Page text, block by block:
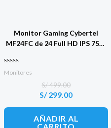
Monitor Gaming Cybertel
MF24FC de 24 Full HD IPS 75hz
Valorado con
Monitores
S/499.00
El
precio
original
era:
S/299.00
El
precio
actual
es:
AÑADIR AL